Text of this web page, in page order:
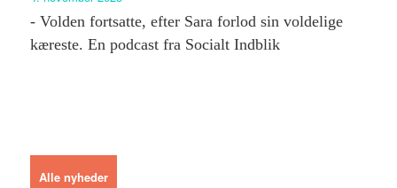
- Volden fortsatte, efter Sara forlod sin voldelige
kæreste. En podcast fra Socialt Indblik
Alle nyheder